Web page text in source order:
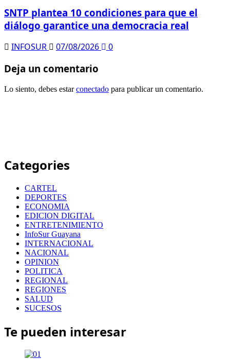
SNTP plantea 10 condiciones para que el
diálogo garantice una democracia real
INFOSUR 07/08/2026 0
Deja un comentario
Lo siento, debes estarconectado para publicar un comentario.
Categories
CARTEL
DEPORTES
ECONOMIA
EDICION DIGITAL
ENTRETENIMIENTO
InfoSur Guayana
INTERNACIONAL
NACIONAL
OPINION
POLITICA
REGIONAL
REGIONES
SALUD
SUCESOS
Te pueden interesar